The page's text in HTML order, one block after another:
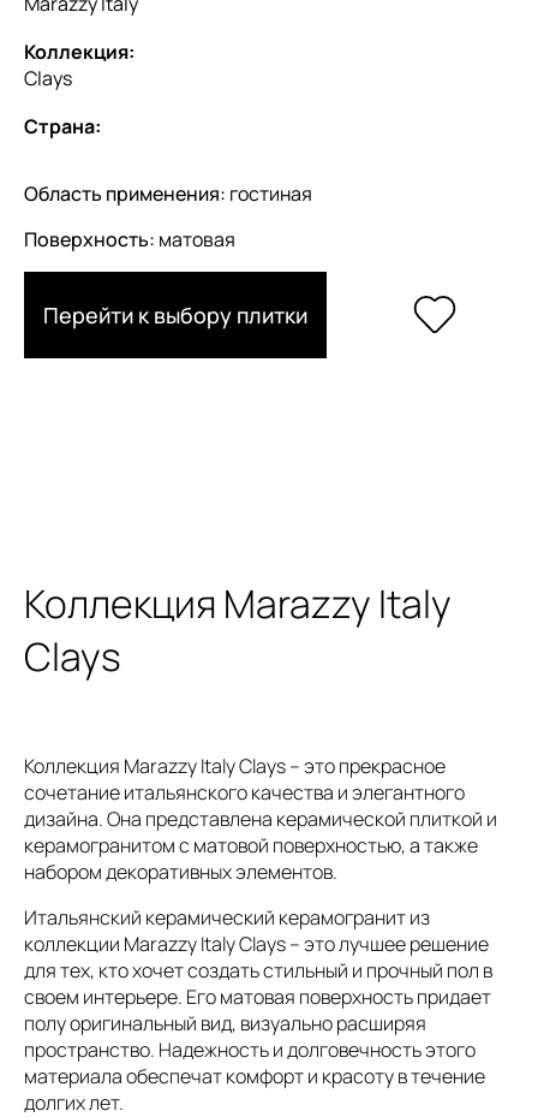
Коллекция:
Clays
Страна:
Область применения: гостиная
Поверхность: матовая
Перейти к выбору плитки
Коллекция Marazzy Italy
Clays
Коллекция Marazzy Italy Clays – это прекрасное
сочетание итальянского качества и элегантного
дизайна. Она представлена керамической плиткой и
керамогранитом с матовой поверхностью, а также
набором декоративных элементов.
Итальянский керамический керамогранит из
коллекции Marazzy Italy Clays – это лучшее решение
для тех, кто хочет создать стильный и прочный пол в
своем интерьере. Его матовая поверхность придает
полу оригинальный вид, визуально расширяя
пространство. Надежность и долговечность этого
материала обеспечат комфорт и красоту в течение
долгих лет.